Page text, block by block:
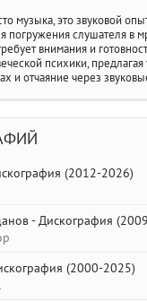
музыка, это звуковой
погружения слушателя в
внимания и
психики,
и отчаяние через
(2012-2026)
- Дискография
(2000-2025)